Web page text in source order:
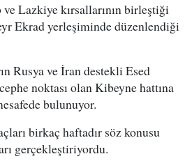
ve Lazkiye kırsallarının birleştiği
Ekrad yerleşiminde düzenlendiği
Rusya ve İran destekli Esed
noktası olan Kibeyne hattına
bulunuyor.
birkaç haftadır söz konusu
gerçekleştiriyordu.